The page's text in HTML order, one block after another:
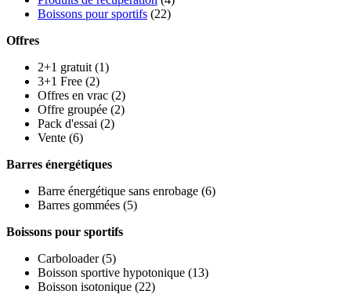
Boissons pour sportifs (22)
Offres
2+1 gratuit (1)
3+1 Free (2)
Offres en vrac (2)
Offre groupée (2)
Pack d'essai (2)
Vente (6)
Barres énergétiques
Barre énergétique sans enrobage (6)
Barres gommées (5)
Boissons pour sportifs
Carboloader (5)
Boisson sportive hypotonique (13)
Boisson isotonique (22)